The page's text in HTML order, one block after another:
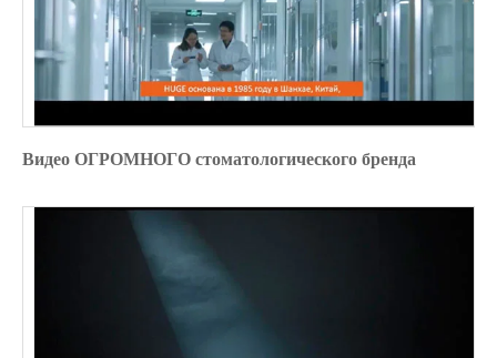
Видео ОГРОМНОГО стоматологического бренда